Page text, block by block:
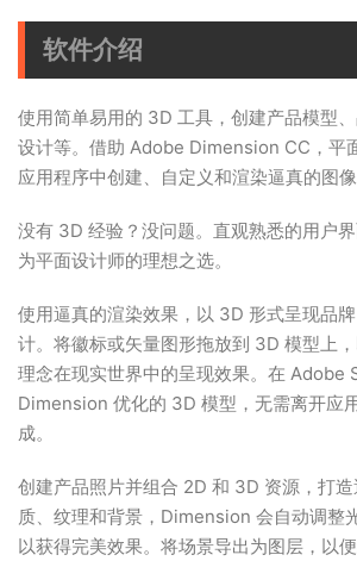
软件介绍
使用简单易用的 3D 工具，创建产品模型
设计等。借助 Adob​​e Dimension CC，平
应用程序中创建、自定义和渲染逼真的图像
没有 3D 经验？没问题。直观熟悉的用户
为平面设计师的理想之选。
使用逼真的渲染效果，以 3D 形式呈现品
计。将徽标或矢量图形拖放到 3D 模型上
理念在现实世界中的呈现效果。在 Adob​​e
Dimension 优化的 3D 模型，无需离开应
成。
创建产品照片并组合 2D 和 3D 资源，打
质、纹理和背景，Dimension 会自动调整
以获得完美效果。将场景导出为图层，以